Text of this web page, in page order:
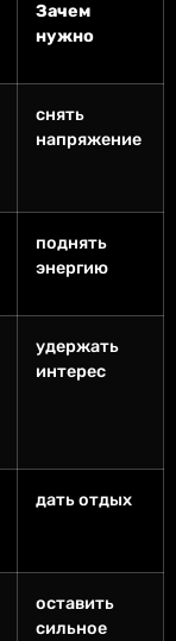
Зачем
нужно
снять
напряжение
поднять
энергию
удержать
интерес
дать отдых
оставить
сильное